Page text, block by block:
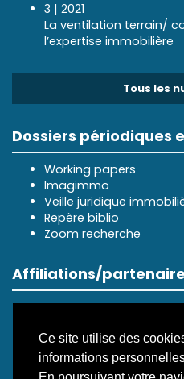
Ce site utilise des
informations
3 | 2021
La ventilation terrain/
l’expertise immobilière
Tous les
Dossiers périodiques
Working papers
Imagimmo
Veille juridique
Repère biblio
Zoom recherche
Affiliations/